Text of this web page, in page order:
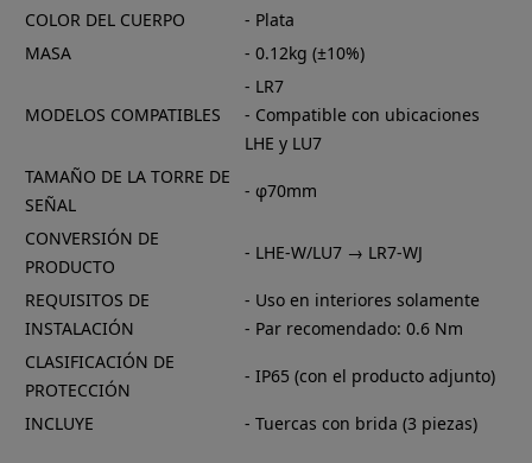
COLOR DEL CUERPO
- Plata
MASA
- 0.12kg (±10%)
MODELOS COMPATIBLES
- LR7
- Compatible con ubicaciones
LHE y LU7
TAMAÑO DE LA TORRE DE
SEÑAL
- φ70mm
CONVERSIÓN DE
PRODUCTO
- LHE-W/LU7 → LR7-WJ
REQUISITOS DE
INSTALACIÓN
- Uso en interiores solamente
- Par recomendado: 0.6 Nm
CLASIFICACIÓN DE
PROTECCIÓN
- IP65 (con el producto adjunto)
INCLUYE - Tuercas con brida (3 piezas)